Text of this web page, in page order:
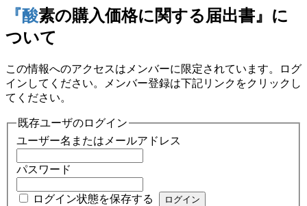
『酸素の購入価格に関する届出書』に
ついて
この情報へのアクセスはメンバーに限定されています。ログ
インしてください。メンバー登録は下記リンクをクリックし
てください。
既存ユーザのログイン
ユーザー名またはメールアドレス
パスワード
ログイン状態を保存する